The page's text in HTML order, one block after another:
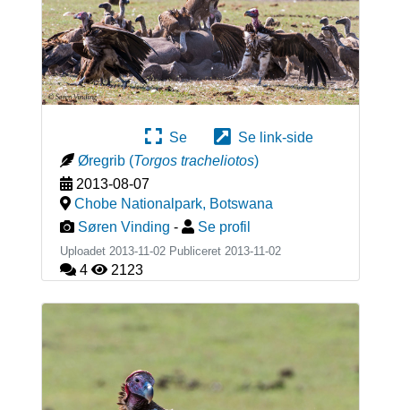
Se
Se link-side
Øregrib (Torgos tracheliotos)
2013-08-07
Chobe Nationalpark, Botswana
Søren Vinding - Se profil
Uploadet 2013-11-02 Publiceret 2013-11-02
4 2123